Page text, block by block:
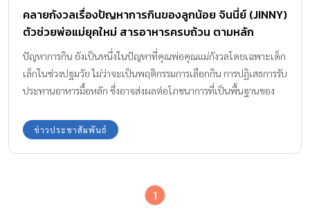
คลายกังวลเรื่องปัญหาการกินของลูกน้อย จินนี่ย์ (JINNY)
ตัวช่วยพ่อแม่ยุคใหม่ สารอาหารครบถ้วน ตามหลัก
โภชนาการ
ปัญหาการกิน ยังเป็นหนึ่งในปัญหาที่คุณพ่อคุณแม่กังวลโดยเฉพาะเด็ก
เล็กในช่วงปฐมวัย ไม่ว่าจะเป็นพฤติกรรมการเลือกกิน การปฏิเสธการรับ
ประทานอาหารมื้อหลัก ซึ่งอาจส่งผลต่อโภชนาการที่เป็นพื้นฐานของ
ดังนั้นหลายบ้านจึงมีกลเม็ดเคล็ดไม่ลับแตกต่างกันไปในการช่วยให้ลูก
น้อยรับประทานอาหารมากขึ้น ด้วยการรังสรรค์เมนูอาหารใหม่ ๆ ปรุง
ให้การปรุงอาหารเป็นเรื่องง่าย มั่นใจยิ่งขึ้นด้วยขั้นตอนการผลิตจาก
ข่าวประชาสัมพันธ์
1